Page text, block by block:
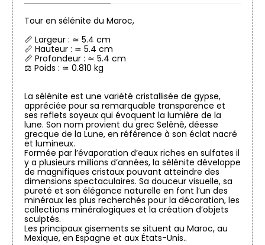
Tour en sélénite du Maroc,
📏 Largeur : ≃ 5.4 cm
📏 Hauteur : ≃ 5.4 cm
📏 Profondeur : ≃ 5.4 cm
⚖️ Poids : ≃ 0.810 kg
La sélénite est une variété cristallisée de gypse,
appréciée pour sa remarquable transparence et
ses reflets soyeux qui évoquent la lumière de la
lune. Son nom provient du grec Selênê, déesse
grecque de la Lune, en référence à son éclat nacré
et lumineux.
Formée par l’évaporation d’eaux riches en sulfates il
y a plusieurs millions d’années, la sélénite développe
de magnifiques cristaux pouvant atteindre des
dimensions spectaculaires. Sa douceur visuelle, sa
pureté et son élégance naturelle en font l’un des
minéraux les plus recherchés pour la décoration, les
collections minéralogiques et la création d’objets
sculptés.
Les principaux gisements se situent au Maroc, au
Mexique, en Espagne et aux États-Unis..